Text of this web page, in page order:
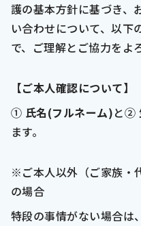
大阪支部
福岡支部
護の基本方針に基づき、
い合わせについて、以下
で、ご理解とご協力をよ
【ご本人確認について】
① 氏名(フルネーム)と②
ます。
※ご本人以外（ご家族・
の場合
特段の事情がない場合は